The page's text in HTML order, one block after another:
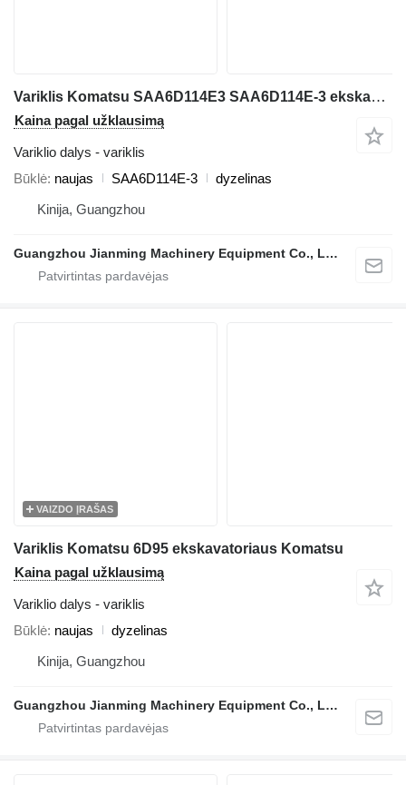
Variklis Komatsu SAA6D114E3 SAA6D114E-3 ekskavatoriaus Komatsu
Kaina pagal užklausimą
Variklio dalys - variklis
Būklė naujas SAA6D114E-3
dyzelinas
Kinija, Guangzhou
Guangzhou Jianming Machinery Equipment Co., Ltd.
VAIZDO ĮRAŠAS
Variklis Komatsu 6D95 ekskavatoriaus Komatsu
Kaina pagal užklausimą
Variklio dalys - variklis
Būklė naujas
dyzelinas
Kinija, Guangzhou
Guangzhou Jianming Machinery Equipment Co., Ltd.